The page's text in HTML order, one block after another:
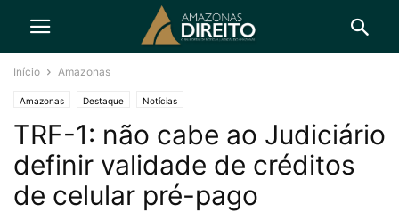
Início Amazonas
Amazonas Destaque Notícias
TRF-1: não cabe ao Judiciário
definir validade de créditos
de celular pré-pago